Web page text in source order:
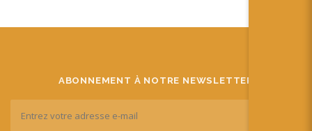
ABONNEMENT À NOTRE NEWSLETTER